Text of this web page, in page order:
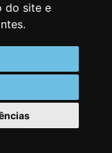
do site e